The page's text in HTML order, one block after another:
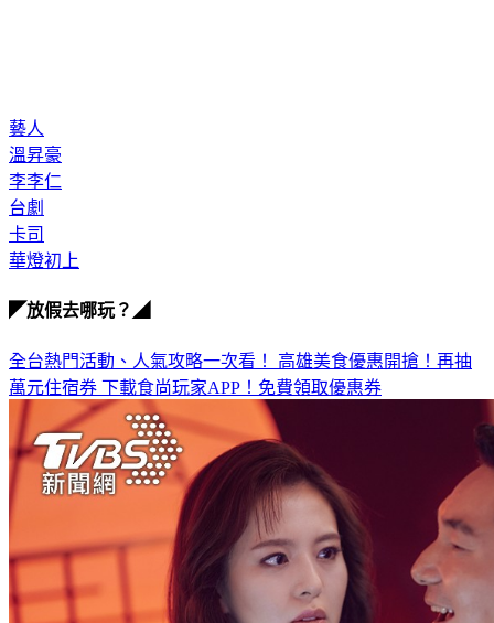
藝人
溫昇豪
李李仁
台劇
卡司
華燈初上
◤放假去哪玩？◢
全台熱門活動、人氣攻略一次看！ 高雄美食優惠開搶！再抽
萬元住宿券 下載食尚玩家APP！免費領取優惠券